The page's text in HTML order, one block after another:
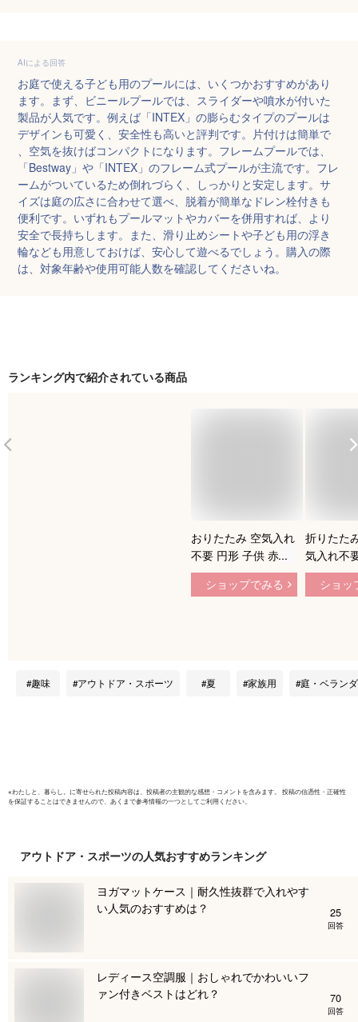
AIによる回答
お庭で使える子ども用のプールには、いくつかおすすめがあり
ます。まず、ビニールプールでは、スライダーや噴水が付いた
製品が人気です。例えば「INTEX」の膨らむタイプのプールは
デザインも可愛く、安全性も高いと評判です。片付けは簡単で
、空気を抜けばコンパクトになります。フレームプールでは、
「Bestway」や「INTEX」のフレーム式プールが主流です。フレ
ームがついているため倒れづらく、しっかりと安定します。サ
イズは庭の広さに合わせて選べ、脱着が簡単なドレン栓付きも
便利です。いずれもプールマットやカバーを併用すれば、より
安全で長持ちします。また、滑り止めシートや子ども用の浮き
輪なども用意しておけば、安心して遊べるでしょう。購入の際
は、対象年齢や使用可能人数を確認してくださいね。
ランキング内で紹介されている商品
おりたたみ 空気入れ
不要 円形 子供 赤ち
ゃんキッズ 水遊び
ボープール ビニール
ンダ 自宅 室内 室内
ショップでみる
折りたた
気入れ不
折りたた
お家プー
ショッ
趣味 アウトドア・スポーツ 夏 家族用 庭・ベランダ
※わたしと、暮らし。 に寄せられた投稿内容は、投稿者の主観的な感想・コメントを含みます。 投稿の信憑性・正確性
を保証することはできませんので、あくまで参考情報の一つとしてご利用ください。
アウトドア・スポーツの人気おすすめランキング
ヨガマットケース｜耐久性抜群で入れやす
い人気のおすすめは？
25
回答
レディース空調服｜おしゃれでかわいいフ
ァン付きベストはどれ？
70
回答